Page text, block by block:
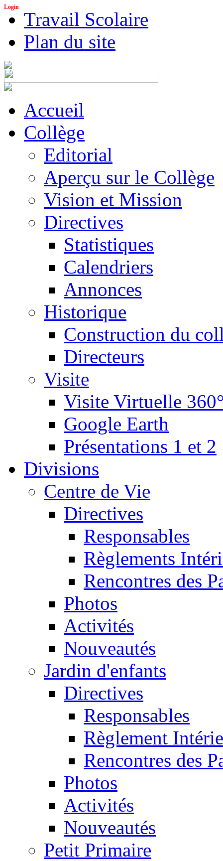
Login
Travail Scolaire
Plan du site
Accueil
Collège
Editorial
Aperçu sur le Collège
Vision et Mission
Directives
Statistiques
Calendriers
Annonces
Historique
Construction du
Directeurs
Visite
Visite Virtuelle
Google Earth
Présentations 1 et 2
Divisions
Centre de Vie
Directives
Responsables
Règlements
Rencontres des
Photos
Activités
Nouveautés
Jardin d'enfants
Directives
Responsables
Règlement
Rencontres des
Photos
Activités
Nouveautés
Petit Primaire